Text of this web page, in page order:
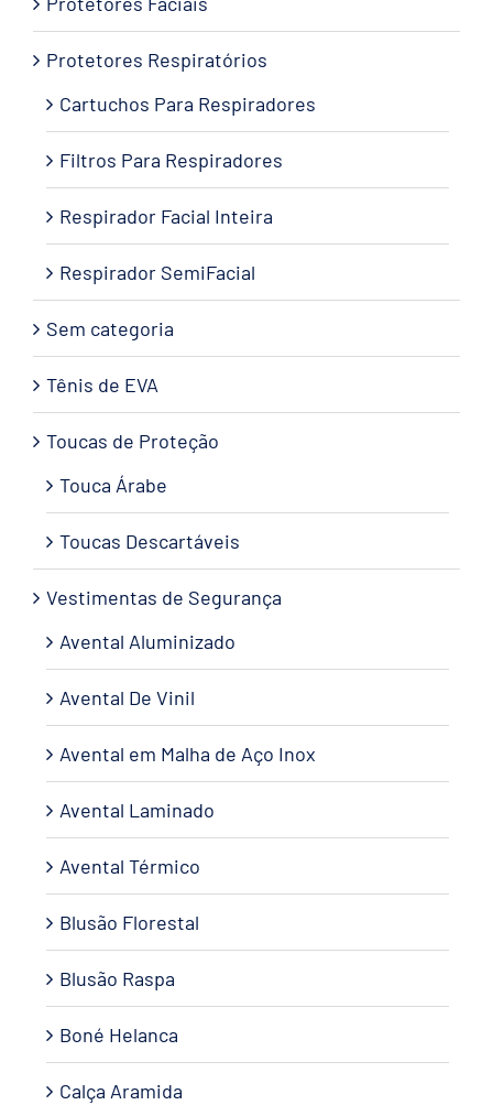
Protetores Respiratórios
Cartuchos Para Respiradores
Filtros Para Respiradores
Respirador Facial Inteira
Respirador SemiFacial
Sem categoria
Tênis de EVA
Toucas de Proteção
Touca Árabe
Toucas Descartáveis
Vestimentas de Segurança
Avental Aluminizado
Avental De Vinil
Avental em Malha de Aço Inox
Avental Laminado
Avental Térmico
Blusão Florestal
Blusão Raspa
Boné Helanca
Calça Aramida